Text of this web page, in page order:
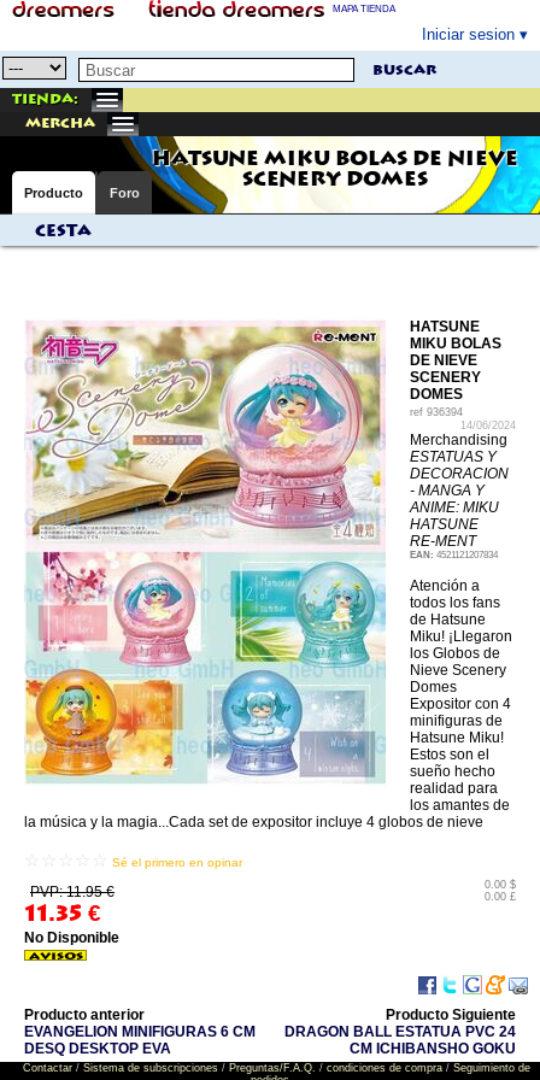
MAPA TIENDA
Iniciar sesion
buscar
Tienda:
mercha
HATSUNE MIKU BOLAS DE NIEVE
SCENERY DOMES
Producto Foro
Cesta
HATSUNE
MIKU BOLAS
DE NIEVE
SCENERY
DOMES
ref 936394
14/06/2024
Merchandising
ESTATUAS Y
DECORACION
- MANGA Y
ANIME: MIKU
HATSUNE
RE-MENT
EAN: 4521121207834
Atención a
todos los fans
de Hatsune
Miku! ¡Llegaron
los Globos de
Nieve Scenery
Domes
Expositor con 4
minifiguras de
Hatsune Miku!
Estos son el
sueño hecho
realidad para
los amantes de
la música y la magia...Cada set de expositor incluye 4 globos de nieve
Sé el primero en opinar
PVP: 11.95 €
11.35 €
0.00 $
0.00 £
No Disponible
Producto anterior
EVANGELION MINIFIGURAS 6 CM
DESQ DESKTOP EVA
Producto Siguiente
DRAGON BALL ESTATUA PVC 24
CM ICHIBANSHO GOKU
Contactar/ Sistema de subscripciones/ Preguntas/F.A.Q. / condiciones de compra/ Seguimiento de